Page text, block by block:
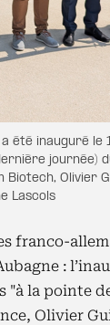
été inauguré le
journée)
Biotech, Olivier
Lascols
franco-
:
"à la pointe
Olivier